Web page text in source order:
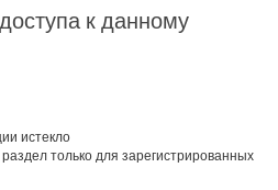
к данному
истекло
только для зарегистрированных